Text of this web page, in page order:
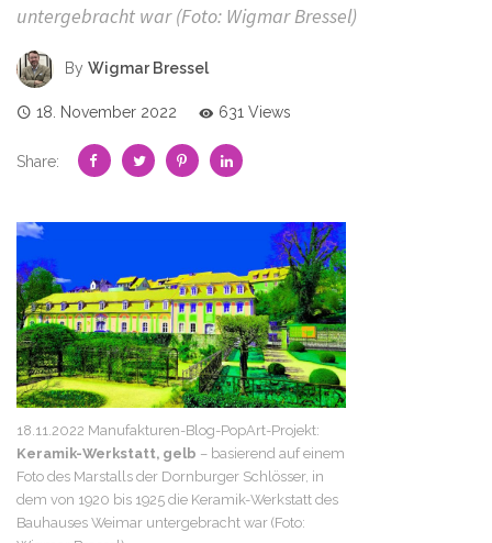
untergebracht war (Foto: Wigmar Bressel)
By Wigmar Bressel
18. November 2022 631 Views
Share:
18.11.2022 Manufakturen-Blog-PopArt-Projekt:
Keramik-Werkstatt, gelb – basierend auf einem
Foto des Marstalls der Dornburger Schlösser, in
dem von 1920 bis 1925 die Keramik-Werkstatt des
Bauhauses Weimar untergebracht war (Foto: